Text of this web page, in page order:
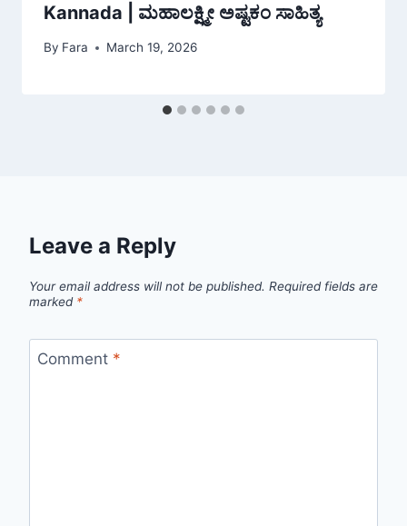
Kannada | ಮಹಾಲಕ್ಷ್ಮೀ ಅಷ್ಟಕಂ ಸಾಹಿತ್ಯ
By Fara March 19, 2026
Leave a Reply
Your email address will not be published. Required fields are
marked *
Comment *